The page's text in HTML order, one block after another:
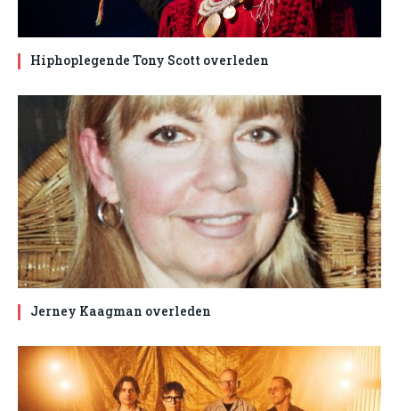
Hiphoplegende Tony Scott overleden
Jerney Kaagman overleden